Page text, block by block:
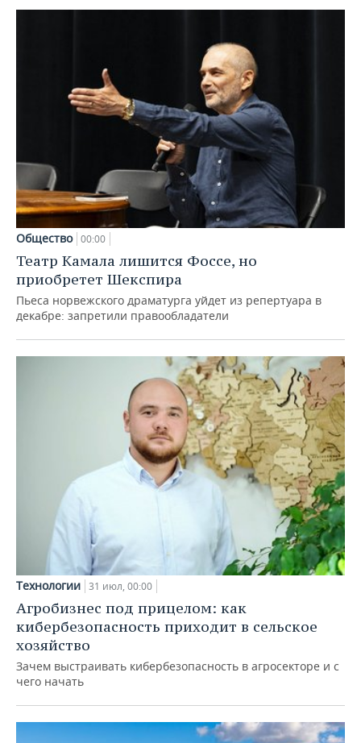
Общество 00:00
Театр Камала лишится Фоссе, но
приобретет Шекспира
Пьеса норвежского драматурга уйдет из репертуара в
декабре: запретили правообладатели
Технологии 31 июл, 00:00
Агробизнес под прицелом: как
кибербезопасность приходит в сельское
хозяйство
Зачем выстраивать кибербезопасность в агросекторе и с
чего начать